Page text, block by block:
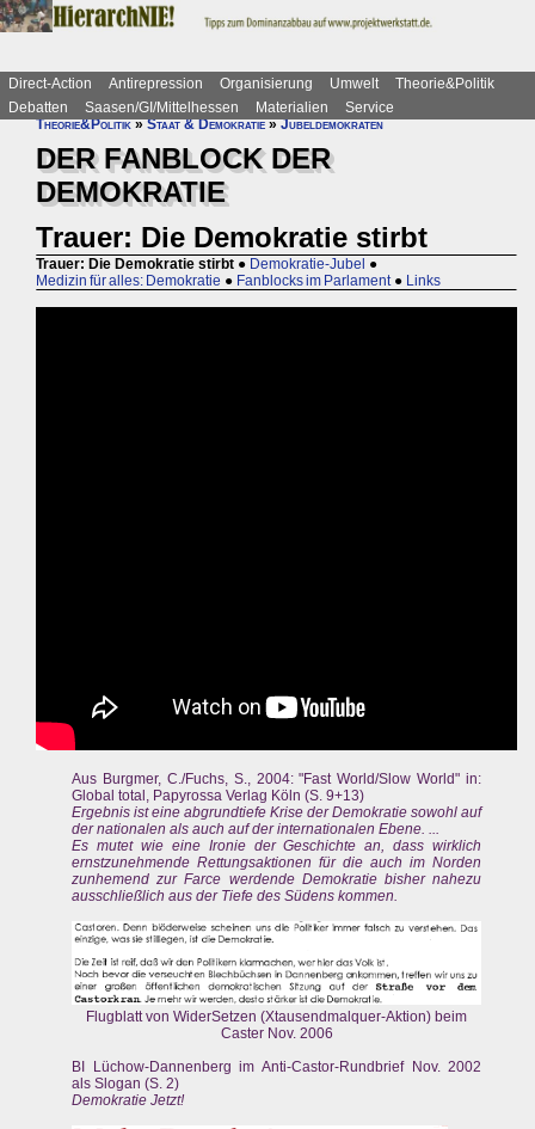
Direct-Action Antirepression Organisierung Umwelt
Theorie&Politik
Debatten
Saasen/GI/Mittelhessen Materialien
Service
Theorie&Politik»Staat & Demokratie»Jubeldemokraten
DER FANBLOCK DER
DEMOKRATIE
Trauer: Die Demokratie stirbt
Trauer: Die Demokratie stirbt ● Demokratie-Jubel ●
Medizin für alles: Demokratie ● Fanblocks im Parlament ● Links
Aus Burgmer, C./Fuchs, S., 2004: "Fast World/Slow World" in:
Global total, Papyrossa Verlag Köln (S. 9+13)
Ergebnis ist eine abgrundtiefe Krise der Demokratie sowohl auf
der nationalen als auch auf der internationalen Ebene. ...
Es mutet wie eine Ironie der Geschichte an, dass wirklich
ernstzunehmende Rettungsaktionen für die auch im Norden
zunhemend zur Farce werdende Demokratie bisher nahezu
ausschließlich aus der Tiefe des Südens kommen.
Flugblatt von WiderSetzen (Xtausendmalquer-Aktion) beim
Caster Nov. 2006
BI Lüchow-Dannenberg im Anti-Castor-Rundbrief Nov. 2002
als Slogan (S. 2)
Demokratie Jetzt!